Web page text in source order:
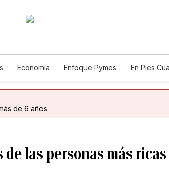
Economía Enfoque Pymes En Pies
de 6 años.
las personas más